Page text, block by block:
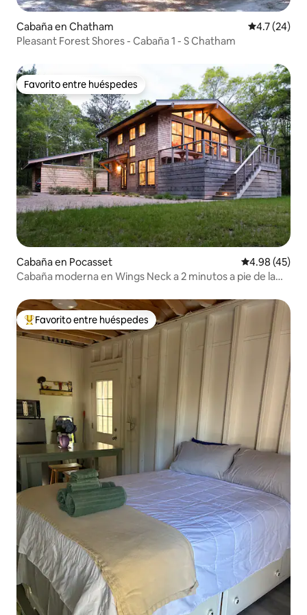
Cabaña en Chatham Calificación
4.7 (24)
Pleasant Forest Shores - Cabaña 1 - S Chatham
Favorito entre huéspedes
Favorito entre huéspedes
Cabaña en Pocasset Calificación
4.98 (45)
Cabaña moderna en Wings Neck a 2 minutos a pie de la
Favorito entre huéspedes preferido
Favorito entre huéspedes